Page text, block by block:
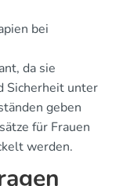
bei
da sie
Sicherheit unter
geben
für Frauen
werden.